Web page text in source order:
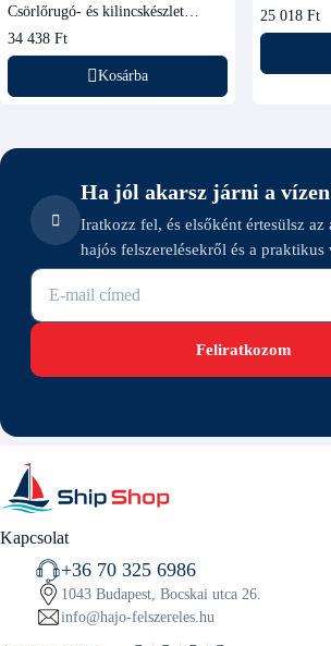
Csörlőrugó- és kilincskészlet
csörlőkhöz
34 438 Ft
Kosárba
25 018 Ft
Ha jól akarsz járni a vízen
Iratkozz fel, és elsőként értesülsz
hajós felszerelésekről és a
E-mail cím
Feliratkozom
Kapcsolat
+36 70 325 6986
1043 Budapest, Bocskai utca 26.
info@hajo-felszereles.hu